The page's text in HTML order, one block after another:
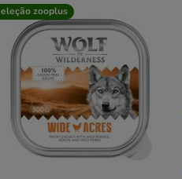
zooplus